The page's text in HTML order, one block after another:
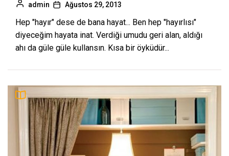
admin Ağustos 29, 2013
Hep "hayır" dese de bana hayat... Ben hep "hayırlısı"
diyeceğim hayata inat. Verdiği umudu geri alan, aldığı
ahı da güle güle kullansın. Kısa bir öyküdür...